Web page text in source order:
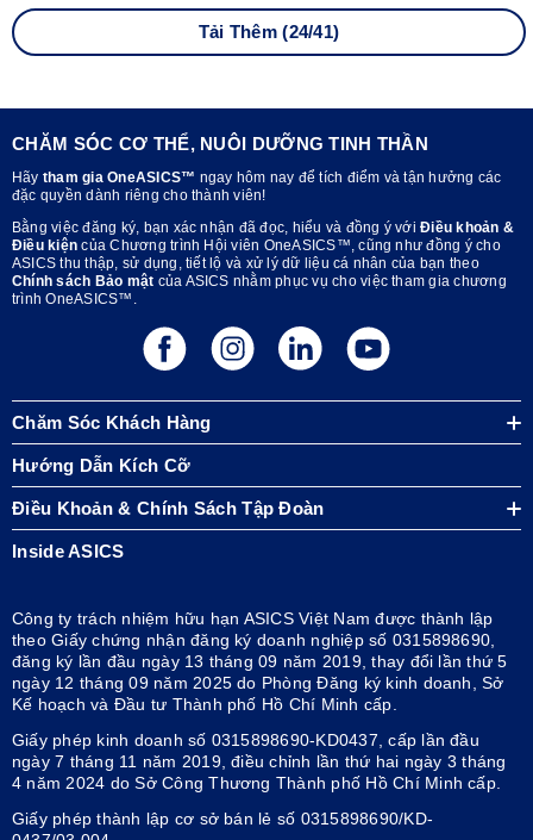
Tải Thêm (24/41)
CHĂM SÓC CƠ THỂ, NUÔI DƯỠNG TINH THẦN
Hãy tham gia OneASICS™ ngay hôm nay để tích điểm và tận hưởng các
đặc quyền dành riêng cho thành viên!
Bằng việc đăng ký, bạn xác nhận đã đọc, hiểu và đồng ý với Điều khoản &
Điều kiện của Chương trình Hội viên OneASICS™, cũng như đồng ý cho
ASICS thu thập, sử dụng, tiết lộ và xử lý dữ liệu cá nhân của bạn theo
Chính sách Bảo mật của ASICS nhằm phục vụ cho việc tham gia chương
trình OneASICS™.
Chăm Sóc Khách Hàng
Hướng Dẫn Kích Cỡ
Điều Khoản & Chính Sách Tập Đoàn
Inside ASICS
Công ty trách nhiệm hữu hạn ASICS Việt Nam được thành lập
theo Giấy chứng nhận đăng ký doanh nghiệp số 0315898690,
đăng ký lần đầu ngày 13 tháng 09 năm 2019, thay đổi lần thứ 5
ngày 12 tháng 09 năm 2025 do Phòng Đăng ký kinh doanh, Sở
Kế hoạch và Đầu tư Thành phố Hồ Chí Minh cấp.
Giấy phép kinh doanh số 0315898690-KD0437, cấp lần đầu
ngày 7 tháng 11 năm 2019, điều chỉnh lần thứ hai ngày 3 tháng
4 năm 2024 do Sở Công Thương Thành phố Hồ Chí Minh cấp.
Giấy phép thành lập cơ sở bán lẻ số 0315898690/KD-